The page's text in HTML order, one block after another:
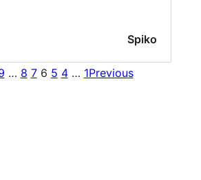
Spiko
Previous
1
…
4
5
6
7
8
…